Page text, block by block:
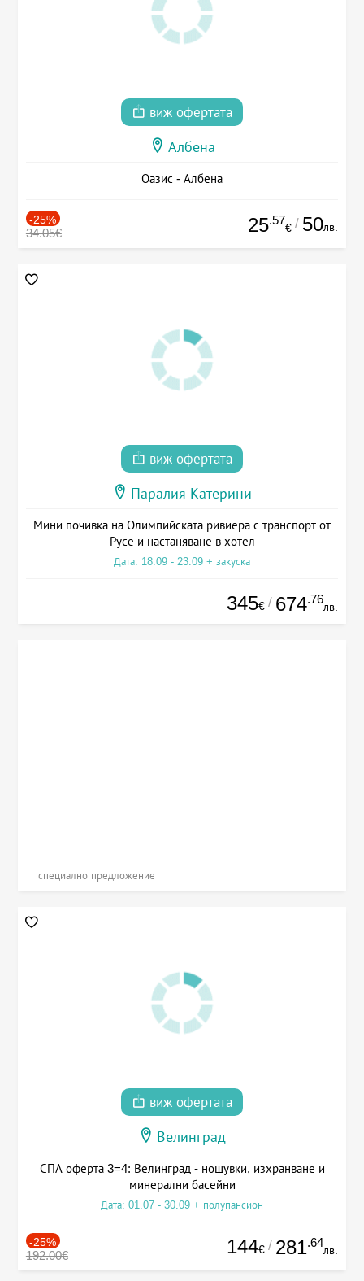
виж офертата
Албена
Оазис - Албена
-25%
34.05€ 25.57
€ / 50лв.
виж офертата
Паралия Катерини
Мини почивка на Олимпийската ривиера с транспорт от
Русе и настаняване в хотел
Дата: 18.09 - 23.09 + закуска
345€ / 674.76
лв.
специално предложение
виж офертата
Велинград
СПА оферта 3=4: Велинград - нощувки, изхранване и
минерални басейни
Дата: 01.07 - 30.09 + полупансион
-25%
192.00€ 144€ / 281.64
лв.